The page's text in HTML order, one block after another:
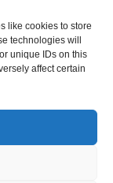
like cookies to store
technologies will
unique IDs on this
affect certain